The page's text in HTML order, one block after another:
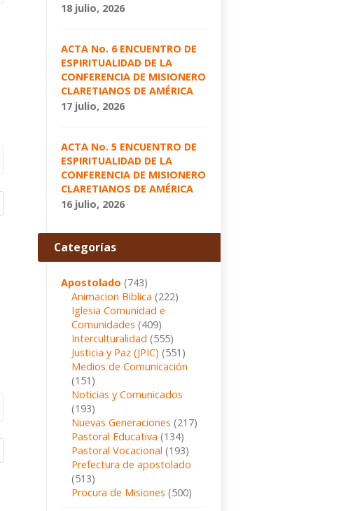
18 julio, 2026
ACTA No. 6 ENCUENTRO DE
ESPIRITUALIDAD DE LA
CONFERENCIA DE MISIONERO
CLARETIANOS DE AMÉRICA
17 julio, 2026
ACTA No. 5 ENCUENTRO DE
ESPIRITUALIDAD DE LA
CONFERENCIA DE MISIONERO
CLARETIANOS DE AMÉRICA
16 julio, 2026
Categorías
Apostolado (743)
Animacion Biblica (222)
Iglesia Comunidad e
Comunidades (409)
Interculturalidad (555)
Justicia y Paz (JPIC) (551)
Medios de Comunicación
(151)
Noticias y Comunicados
(193)
Nuevas Generaciones (217)
Pastoral Educativa (134)
Pastoral Vocacional (193)
Prefectura de apostolado
(513)
Procura de Misiones (500)